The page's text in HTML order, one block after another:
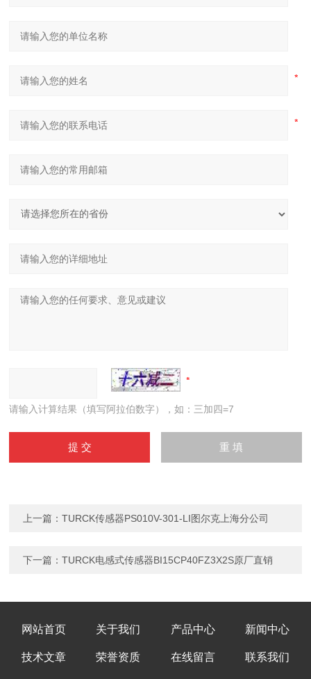
请输入计算结果（填写阿拉伯数字），如：三加四=7
上一篇：TURCK传感器PS010V-301-LI图尔克上海分公司
下一篇：TURCK电感式传感器BI15CP40FZ3X2S原厂直销
网站首页 关于我们 产品中心 新闻中心
技术文章 荣誉资质 在线留言 联系我们